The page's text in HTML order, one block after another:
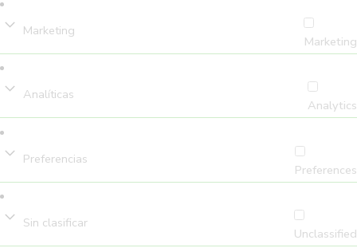
Marketing
Marketing
Analíticas
Analytics
Preferencias
Preferences
Sin clasificar
Unclassified